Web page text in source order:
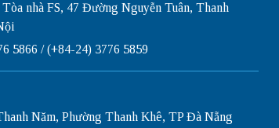
nhà FS, 47 Đường Nguyễn Tuân, Thanh
5866 / (+84-24) 3776 5859
Năm, Phường Thanh Khê, TP Đà Nẵng